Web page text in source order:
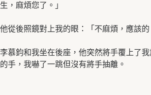
生，麻煩您了。」
他從後照鏡對上我的眼：「不麻煩，應該的
李慕鈞和我坐在後座，他突然將手覆上了我
的手，我嚇了一跳但沒有將手抽離。